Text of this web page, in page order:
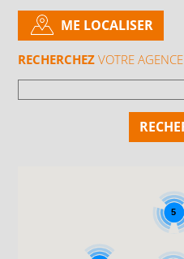
RECHERCHEZ VOTRE AGENCE
ME LOCALISER
5